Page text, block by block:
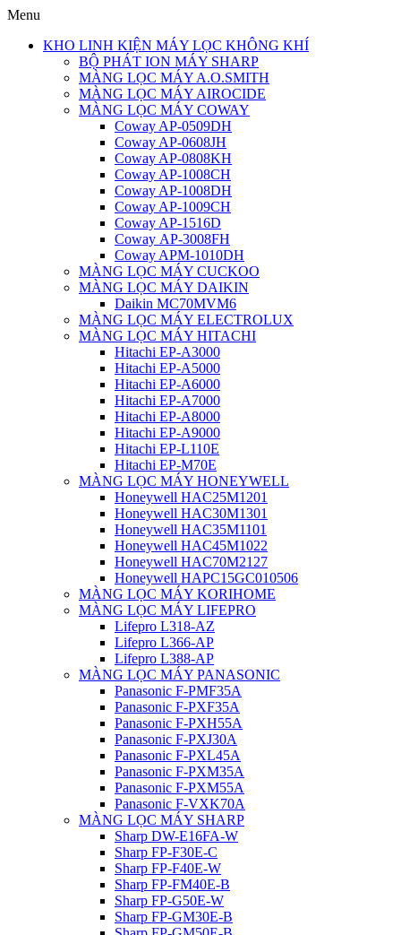
Menu
KHO LINH KIỆN MÁY LỌC KHÔNG KHÍ
BỘ PHÁT ION MÁY SHARP
MÀNG LỌC MÁY A.O.SMITH
MÀNG LỌC MÁY AIROCIDE
MÀNG LỌC MÁY COWAY
Coway AP-0509DH
Coway AP-0608JH
Coway AP-0808KH
Coway AP-1008CH
Coway AP-1008DH
Coway AP-1009CH
Coway AP-1516D
Coway AP-3008FH
Coway APM-1010DH
MÀNG LỌC MÁY CUCKOO
MÀNG LỌC MÁY DAIKIN
Daikin MC70MVM6
MÀNG LỌC MÁY ELECTROLUX
MÀNG LỌC MÁY HITACHI
Hitachi EP-A3000
Hitachi EP-A5000
Hitachi EP-A6000
Hitachi EP-A7000
Hitachi EP-A8000
Hitachi EP-A9000
Hitachi EP-L110E
Hitachi EP-M70E
MÀNG LỌC MÁY HONEYWELL
Honeywell HAC25M1201
Honeywell HAC30M1301
Honeywell HAC35M1101
Honeywell HAC45M1022
Honeywell HAC70M2127
Honeywell HAPC15GC010506
MÀNG LỌC MÁY KORIHOME
MÀNG LỌC MÁY LIFEPRO
Lifepro L318-AZ
Lifepro L366-AP
Lifepro L388-AP
MÀNG LỌC MÁY PANASONIC
Panasonic F-PMF35A
Panasonic F-PXF35A
Panasonic F-PXH55A
Panasonic F-PXJ30A
Panasonic F-PXL45A
Panasonic F-PXM35A
Panasonic F-PXM55A
Panasonic F-VXK70A
MÀNG LỌC MÁY SHARP
Sharp DW-E16FA-W
Sharp FP-F30E-C
Sharp FP-F40E-W
Sharp FP-FM40E-B
Sharp FP-G50E-W
Sharp FP-GM30E-B